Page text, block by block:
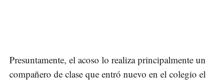
Presuntamente, el acoso lo realiza principalmente un
compañero de clase que entró nuevo en el colegio el